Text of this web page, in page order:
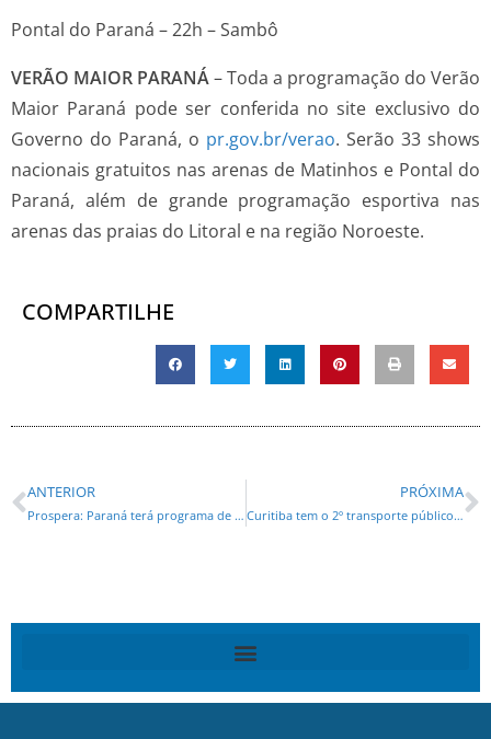
Pontal do Paraná – 22h – Sambô
VERÃO MAIOR PARANÁ–Toda a programação do Verão
Maior Paraná pode ser conferida no site exclusivo do
Governo do Paraná, o pr.gov.br/verao. Serão 33 shows
nacionais gratuitos nas arenas de Matinhos e Pontal do
Paraná, além de grande programação esportiva nas
arenas das praias do Litoral e na região Noroeste.
COMPARTILHE
ANTERIOR
Prospera: Paraná terá programa de capacitação em ODS para lideranças locais
PRÓXIMA
Curitiba tem o 2º transporte público mais eficiente para deslocamento da população até o trabalho